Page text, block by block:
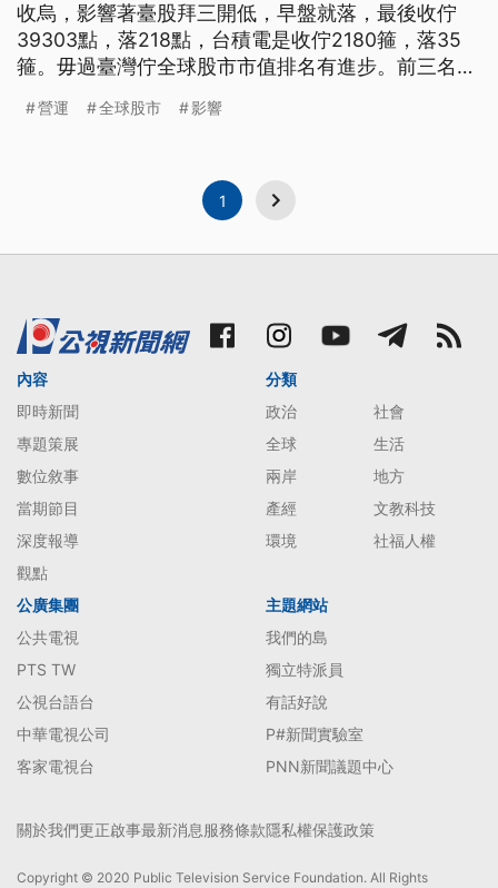
收烏，影響著臺股拜三開低，早盤就落，最後收佇
39303點，落218點，台積電是收佇2180箍，落35
箍。毋過臺灣佇全球股市市值排名有進步。前三名是
六名，拚過加拿大。(新聞標題、導言為台語文)
營運 全球股市 影響
1
內容
即時新聞
專題策展
數位敘事
當期節目
深度報導
觀點
分類
政治
社會
全球
生活
兩岸
地方
產經
文教科技
環境
社福人權
公廣集團
公共電視
PTS TW
公視台語台
中華電視公司
客家電視台
主題網站
我們的島
獨立特派員
有話好說
P#新聞實驗室
PNN新聞議題中心
關於我們更正啟事最新消息服務條款隱私權保護政策
Copyright © 2020 Public Television Service Foundation. All Rights